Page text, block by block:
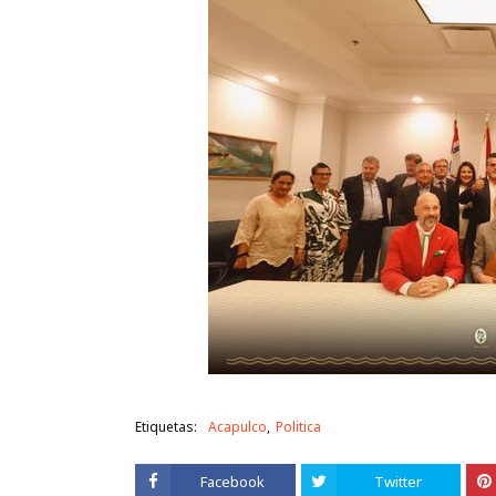
Etiquetas: Acapulco Politica
Facebook Twitter